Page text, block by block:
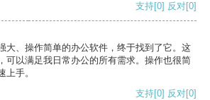
支持[0] 反对[0]
大、操作简单的办公软件，终于找到了它。这
可以满足我日常办公的所有需求。操作也很简
上手。
支持[0] 反对[0]